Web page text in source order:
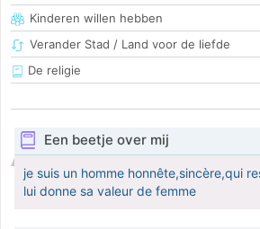
Kinderen willen hebben
Verander Stad / Land voor de liefde
De religie
Een beetje over mij
je suis un homme honnête,sincère,qui
lui donne sa valeur de femme